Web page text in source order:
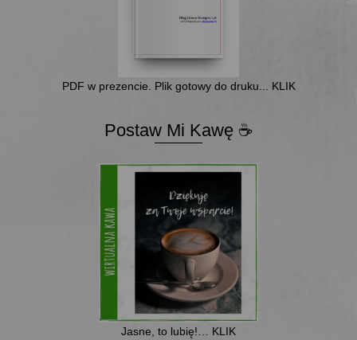
PDF w prezencie. Plik gotowy do druku... KLIK
Postaw Mi Kawę ☕
Jasne, to lubię!… KLIK